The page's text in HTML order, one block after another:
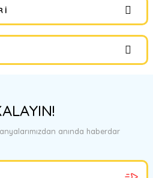
yorumu siz yapın!
Yorum Yaz
ederiz.
görüntülenemiyor.
anında haberdar